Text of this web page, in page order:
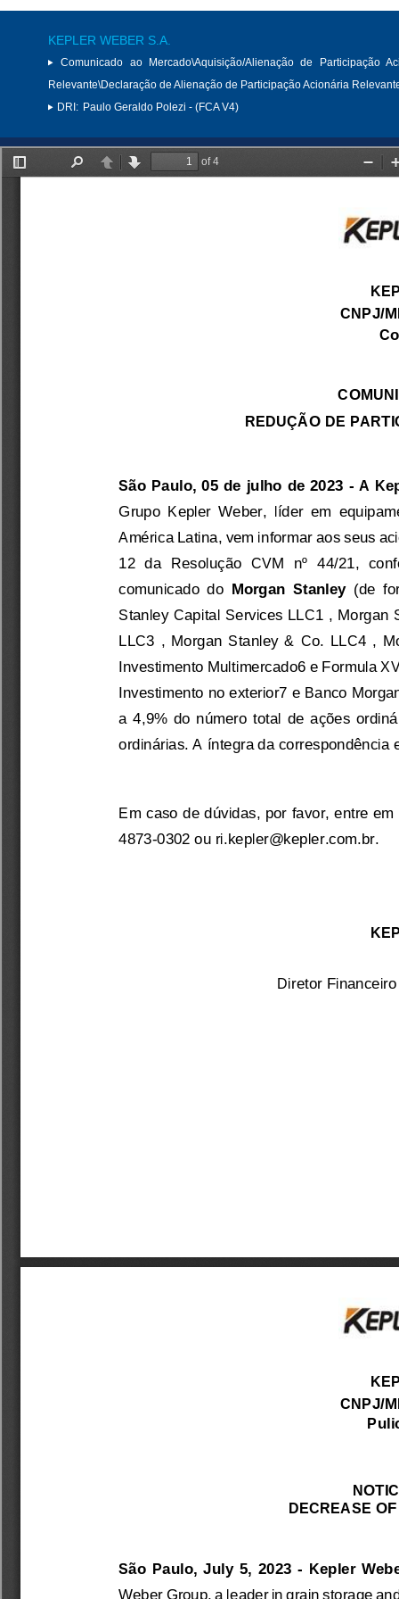
KEPLER WEBER S.A.
Comunicado ao Mercado\Aquisição/Alienação de Participação
Relevante\Declaração de Alienação de Participação Acionária
DRI: Paulo Geraldo Polezi - (FCA V4)